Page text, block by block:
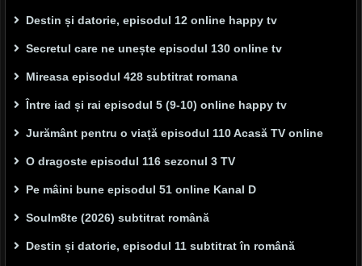
Destin și datorie, episodul 12 online happy tv
Secretul care ne unește episodul 130 online tv
Mireasa episodul 428 subtitrat romana
Între iad și rai episodul 5 (9-10) online happy tv
Jurământ pentru o viață episodul 110 Acasă TV online
O dragoste episodul 116 sezonul 3 TV
Pe mâini bune episodul 51 online Kanal D
Soulm8te (2026) subtitrat română
Destin și datorie, episodul 11 subtitrat în română